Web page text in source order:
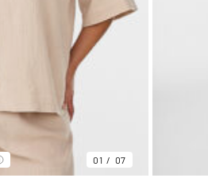
01 07